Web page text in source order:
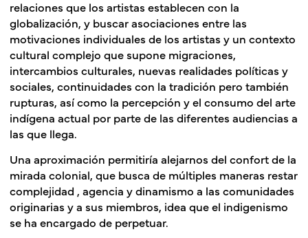
relaciones que los artistas establecen con la
globalización, y buscar asociaciones entre las
motivaciones individuales de los artistas y un contexto
cultural complejo que supone migraciones,
intercambios culturales, nuevas realidades políticas y
sociales, continuidades con la tradición pero también
rupturas, así como la percepción y el consumo del arte
indígena actual por parte de las diferentes audiencias a
las que llega.
Una aproximación permitiría alejarnos del confort de la
mirada colonial, que busca de múltiples maneras restar
complejidad , agencia y dinamismo a las comunidades
originarias y a sus miembros, idea que el indigenismo
se ha encargado de perpetuar.